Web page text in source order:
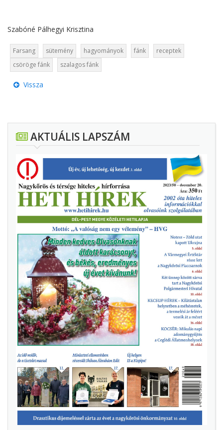
Szabóné Pálhegyi Krisztina
Farsang sütemény hagyományok fánk
receptek
csöröge fánk
szalagos fánk
Vissza
AKTUÁLIS LAPSZÁM